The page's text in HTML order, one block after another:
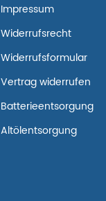
Impressum
Widerrufsrecht
Widerrufsformular
Vertrag widerrufen
Batterieentsorgung
Altölentsorgung